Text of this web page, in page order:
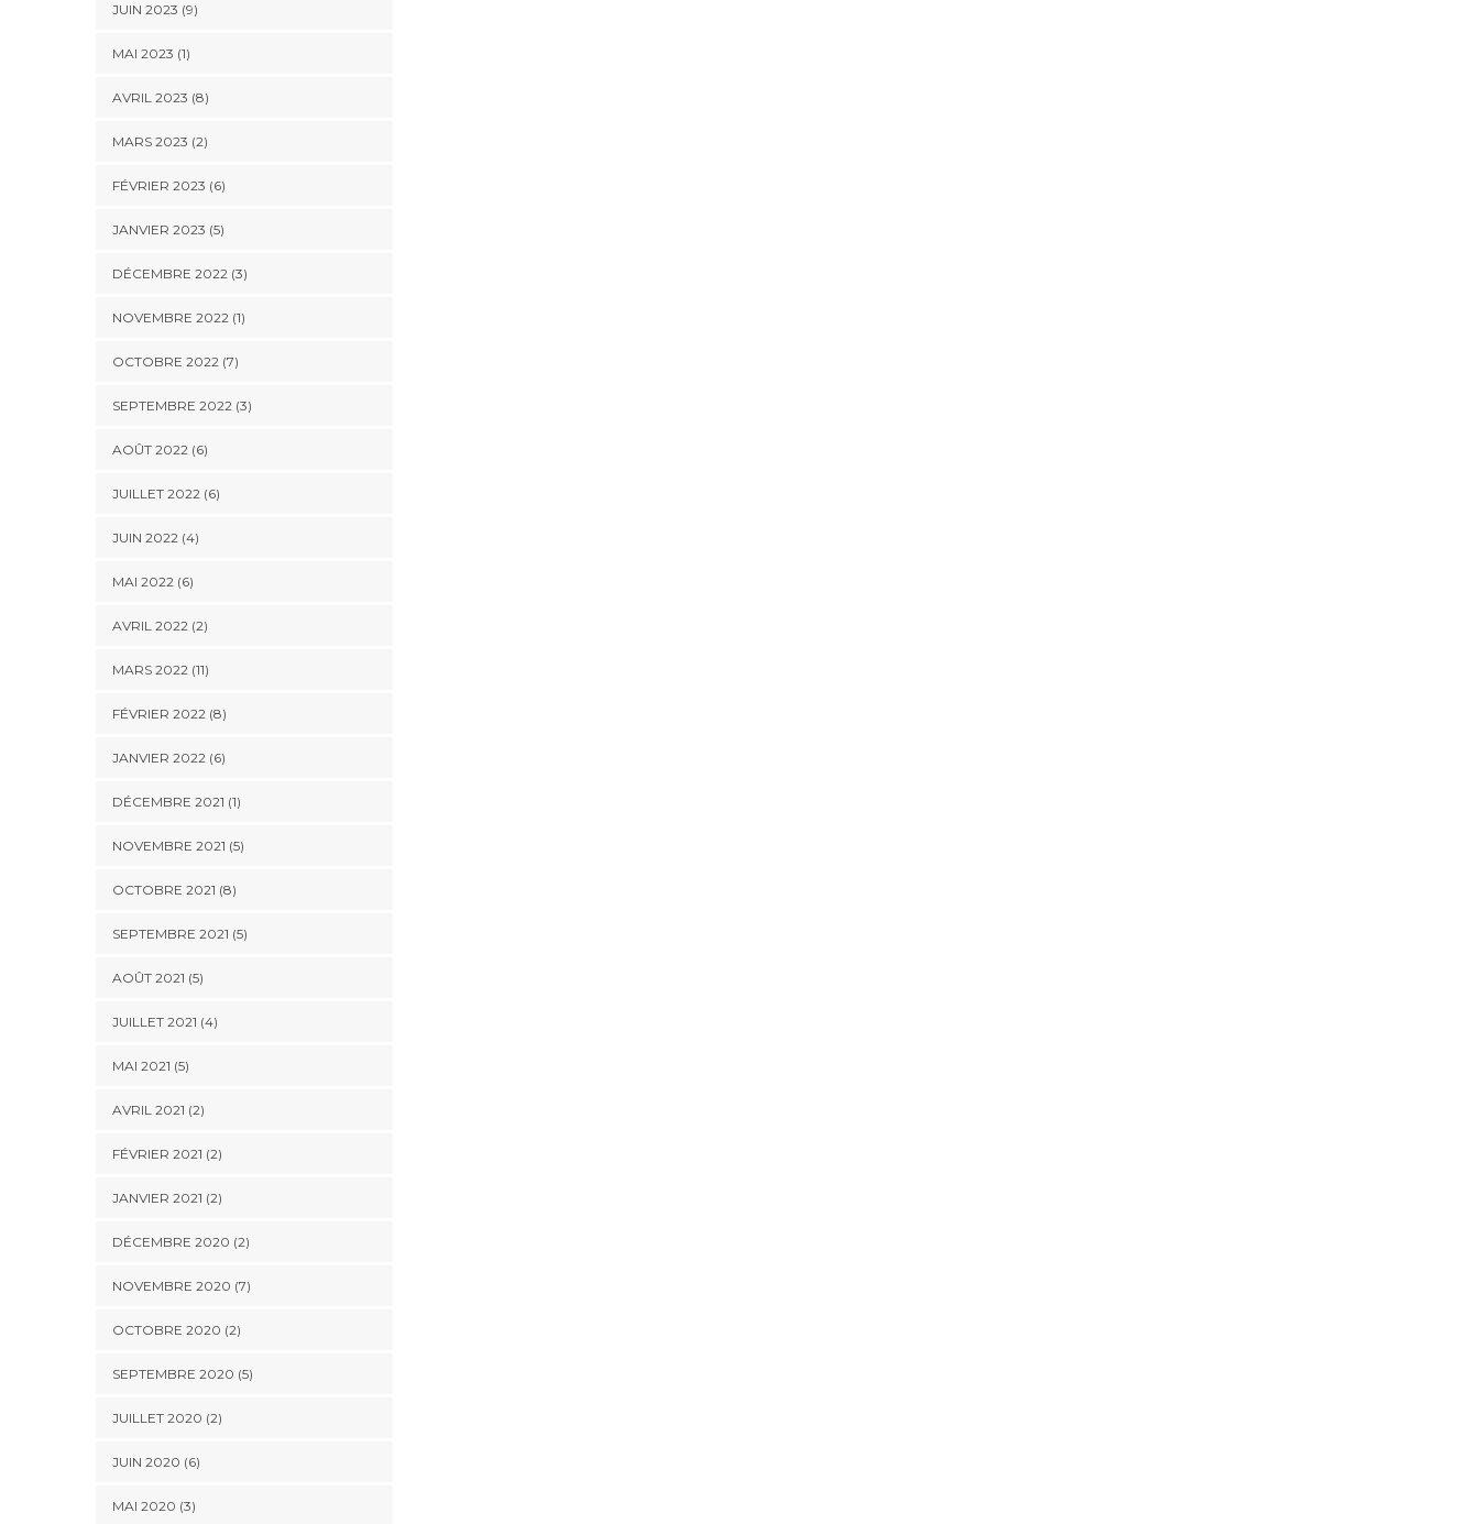
JUIN 2023 (9)
MAI 2023 (1)
AVRIL 2023 (8)
MARS 2023 (2)
FÉVRIER 2023 (6)
JANVIER 2023 (5)
DÉCEMBRE 2022 (3)
NOVEMBRE 2022 (1)
OCTOBRE 2022 (7)
SEPTEMBRE 2022 (3)
AOÛT 2022 (6)
JUILLET 2022 (6)
JUIN 2022 (4)
MAI 2022 (6)
AVRIL 2022 (2)
MARS 2022 (11)
FÉVRIER 2022 (8)
JANVIER 2022 (6)
DÉCEMBRE 2021 (1)
NOVEMBRE 2021 (5)
OCTOBRE 2021 (8)
SEPTEMBRE 2021 (5)
AOÛT 2021 (5)
JUILLET 2021 (4)
MAI 2021 (5)
AVRIL 2021 (2)
FÉVRIER 2021 (2)
JANVIER 2021 (2)
DÉCEMBRE 2020 (2)
NOVEMBRE 2020 (7)
OCTOBRE 2020 (2)
SEPTEMBRE 2020 (5)
JUILLET 2020 (2)
JUIN 2020 (6)
MAI 2020 (3)